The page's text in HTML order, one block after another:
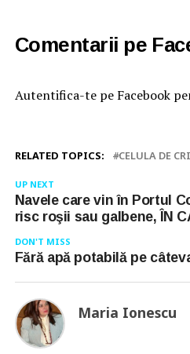
Comentarii pe
Autentifica-te pe Facebook
RELATED TOPICS: CELULA DE
UP NEXT
Navele care vin în Portul
risc roşii sau galbene, ÎN
DON'T MISS
Fără apă potabilă pe
Maria Ionescu